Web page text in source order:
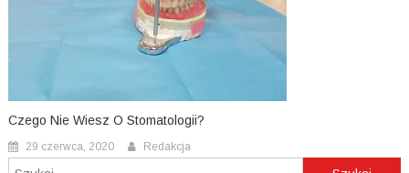
Czego Nie Wiesz O Stomatologii?
29 czerwca, 2020 Redakcja
Szukaj: